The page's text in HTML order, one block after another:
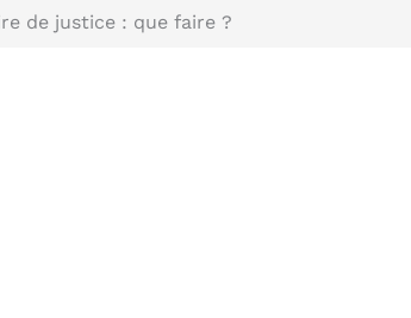
de justice : que faire ?